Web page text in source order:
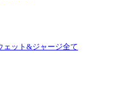
ェット&ジャージ全て